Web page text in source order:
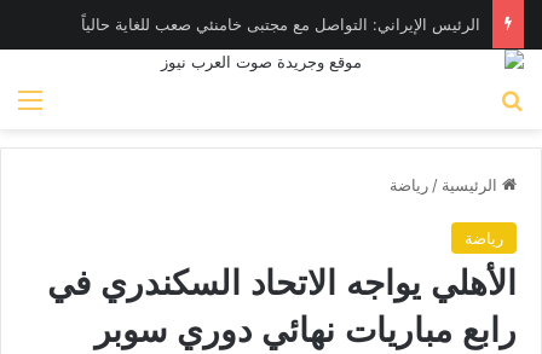
الرئيس الإيراني: التواصل مع مجتبى خامنئي صعب للغاية حالياً
الرئيسية / رياضة
رياضة
الأهلي يواجه الاتحاد السكندري في
رابع مباريات نهائي دوري سوبر